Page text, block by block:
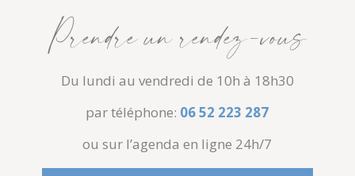
Prendre un rendez-vous
Du lundi au vendredi de 10h à 18h30
par téléphone: 06 52 223 287
ou sur l’agenda en ligne 24h/7